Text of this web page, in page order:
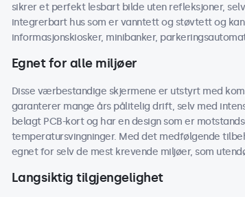
sikrer et perfekt lesbart bilde uten refleksjoner,
integrerbart hus som er vanntett og støvtett og
informasjonskiosker, minibanker,
Egnet for alle miljøer
Disse værbestandige skjermene er utstyrt med
garanterer mange års pålitelig drift, selv med
belagt PCB-kort og har en design som er
temperatursvingninger. Med det medfølgende
egnet for selv de mest krevende miljøer, som
Langsiktig tilgjengelighet